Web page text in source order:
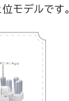
モデルです。